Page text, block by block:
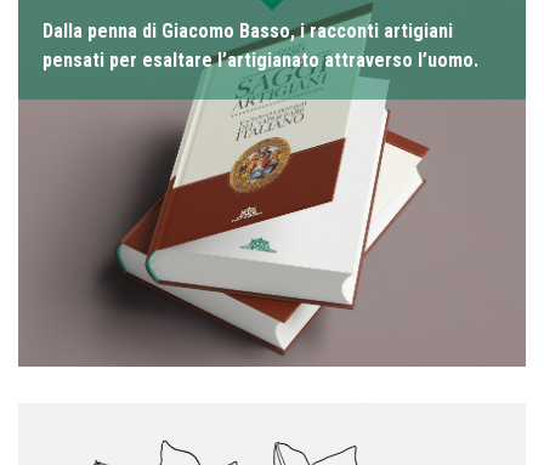
Dalla penna di Giacomo Basso, i racconti artigiani
pensati per esaltare l’artigianato attraverso l’uomo.